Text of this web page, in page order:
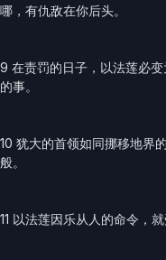
哪，有仇敌在你后头。
9 在责罚的日子，以法莲必
的事。
10 犹大的首领如同挪移地界
般。
11 以法莲因乐从人的命令，